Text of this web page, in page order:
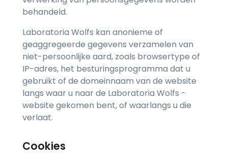
behandeld.
Laboratoria Wolfs kan anonieme of
geaggregeerde gegevens verzamelen van
niet-persoonlijke aard, zoals browsertype of
IP-adres, het besturingsprogramma dat u
gebruikt of de domeinnaam van de website
langs waar u naar de Laboratoria Wolfs -
website gekomen bent, of waarlangs u die
verlaat.
Cookies